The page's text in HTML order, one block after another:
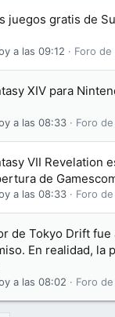
juegos gratis de
a las 09:12 Foro
XIV para
a las 08:33 Foro
VII Revelation
de
a las 08:33 Foro
de Tokyo Drift
En realidad, la
a las 08:02 Foro